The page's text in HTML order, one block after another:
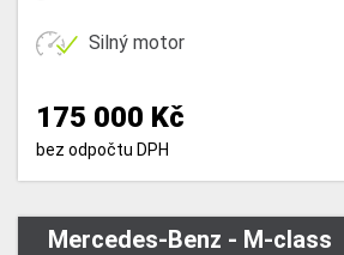
Silný motor
175 000 Kč
bez odpočtu DPH
Mercedes-Benz - M-class